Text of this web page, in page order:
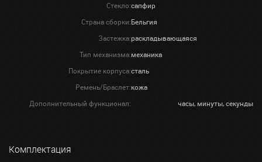
Стекло:сапфир
Страна сборки:Бельгия
Застежка:раскладывающаяся
Тип механизма:механика
Покрытие корпуса:сталь
Ремень/Браслет:кожа
Дополнительный функционал:
часы, минуты, секунды
Комплектация